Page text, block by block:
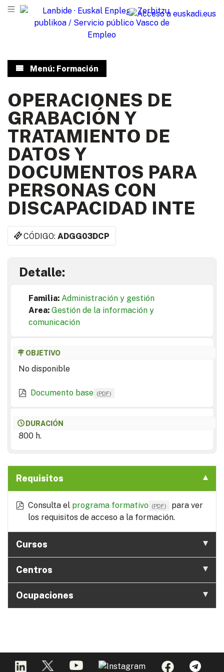
Menú: Formación
OPERACIONES DE
GRABACIÓN Y
TRATAMIENTO DE
DATOS Y
DOCUMENTOS PARA
PERSONAS CON
DISCAPACIDAD INTE
CÓDIGO:ADGG03DCP
Detalle:
Familia: Administración y gestión
Area: Gestión de la información y
comunicación
OBJETIVO
No disponible
Documento base (PDF)
DURACIÓN
800 h.
Requisitos
Consulta el programa formativo (PDF)
para ver
los requisitos de acceso a la formación.
Cursos
Centros
Ocupaciones